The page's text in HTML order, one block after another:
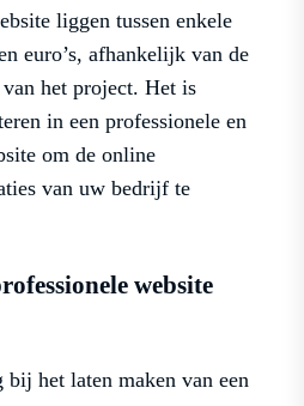
liggen tussen enkele
euro’s, afhankelijk van de
het project. Het is
in een professionele en
om de online
van uw bedrijf te
website
bij het laten maken van een